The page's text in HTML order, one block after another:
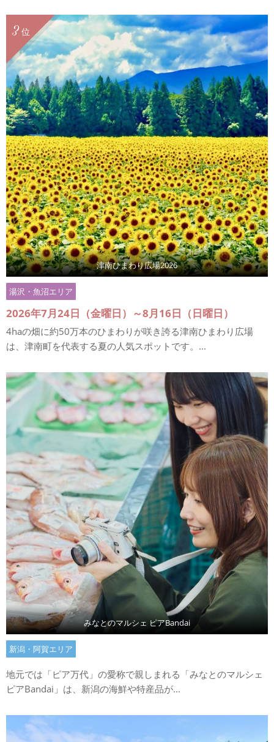
位
3
津南ひまわり広場2026
湯沢・魚沼エリア
2026年7月24日（金曜日）～8月16日（日曜日）
4haの畑に約50万本のひまわりが咲き誇る津南ひまわり広場
は、津南町を代表する夏の人気スポットです。...
みなとのマルシェ ピアBandai
新潟・阿賀エリア
地元では「ピア万代」の愛称で親しまれる「みなとのマルシェ
ピアBandai」は、新潟の海鮮や特産品が...